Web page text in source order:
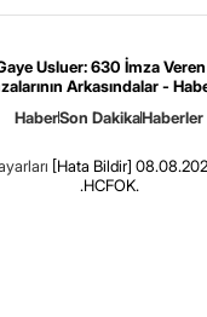
Usluer: 630 İmza
Arkasındalar -
HaberSon DakikaHaberler
[Hata Bildir]
.HCFOK.